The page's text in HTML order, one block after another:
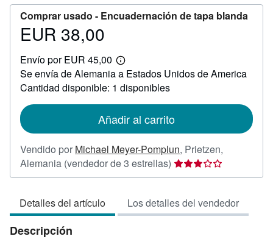
Comprar usado - Encuadernación de tapa blanda
Precio
38,00
EUR 38,00
Envío por EUR 45,00
Más
información
sobre
las
envío
Se envía de Alemania a Estados Unidos de America
Cantidad disponible: 1 disponibles
Añadir al carrito
Vendido por Michael Meyer-Pomplun, Prietzen,
Alemania (vendedor de 3 estrellas) Calificación
del
3
de
Detalles del artículo Los detalles del vendedor
Descripción